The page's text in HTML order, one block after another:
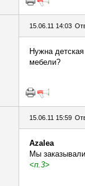
15.06.11 14:03
Нужна
мебели?
15.06.11 15:59
Azalea
Мы
<п.3>